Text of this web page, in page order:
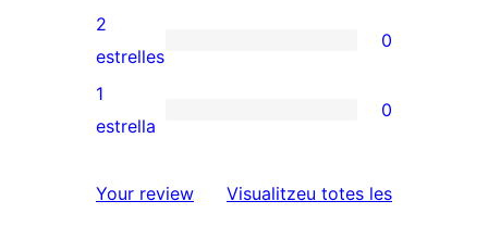
4
estrelles
valoracions
de
3
estrelles
0
valoracions
de
estrelles
2
estrelles
0
0
de
1
estrella
0
Your review Visualitzeu totes lesressenyes